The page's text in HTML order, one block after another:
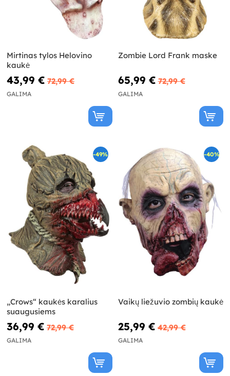
Mirtinas tylos Helovino
kaukė
43,99 € 72,99 €
GALIMA
Zombie Lord Frank maske
65,99 € 72,99 €
GALIMA
-49%
„Crows“ kaukės karalius
suaugusiems
36,99 € 72,99 €
GALIMA
-40%
Vaikų liežuvio zombių kaukė
25,99 € 42,99 €
GALIMA